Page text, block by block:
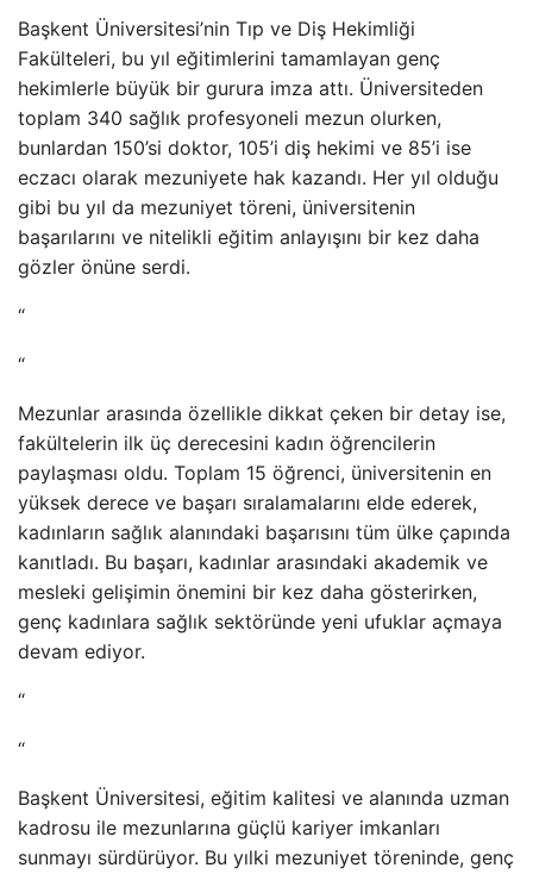
Başkent Üniversitesi’nin Tıp ve Diş Hekimliği
Fakülteleri, bu yıl eğitimlerini tamamlayan genç
hekimlerle büyük bir gurura imza attı. Üniversiteden
toplam 340 sağlık profesyoneli mezun olurken,
bunlardan 150’si doktor, 105’i diş hekimi ve 85’i ise
eczacı olarak mezuniyete hak kazandı. Her yıl olduğu
gibi bu yıl da mezuniyet töreni, üniversitenin
başarılarını ve nitelikli eğitim anlayışını bir kez daha
gözler önüne serdi.
“
“
Mezunlar arasında özellikle dikkat çeken bir detay ise,
fakültelerin ilk üç derecesini kadın öğrencilerin
paylaşması oldu. Toplam 15 öğrenci, üniversitenin en
yüksek derece ve başarı sıralamalarını elde ederek,
kadınların sağlık alanındaki başarısını tüm ülke çapında
kanıtladı. Bu başarı, kadınlar arasındaki akademik ve
mesleki gelişimin önemini bir kez daha gösterirken,
genç kadınlara sağlık sektöründe yeni ufuklar açmaya
devam ediyor.
“
“
Başkent Üniversitesi, eğitim kalitesi ve alanında uzman
kadrosu ile mezunlarına güçlü kariyer imkanları
sunmayı sürdürüyor. Bu yılki mezuniyet töreninde, genç